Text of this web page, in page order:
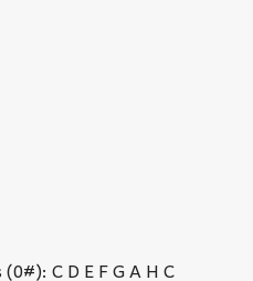
C D E F G A H C